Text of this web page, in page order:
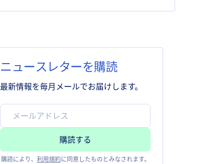
ニュースレターを購読
最新情報を毎月メールでお届けします。
購読により、 利用規約に同意したものとみなされます。